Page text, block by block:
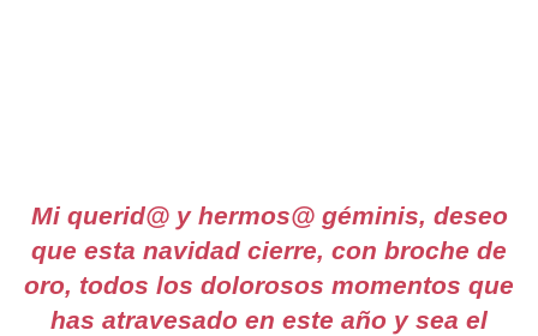
Mi querid@ y hermos@ géminis, deseo
que esta navidad cierre, con broche de
oro, todos los dolorosos momentos que
has atravesado en este año y sea el